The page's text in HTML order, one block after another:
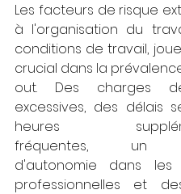
Les facteurs de risque
à l'organisation du
conditions de travail,
crucial dans la
out. Des charges
excessives, des délais
heures
fréquentes, un
d'autonomie dans les
professionnelles et